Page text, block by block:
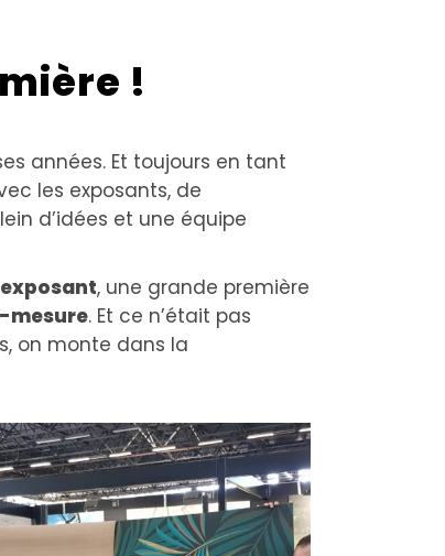
!
années. Et toujours en tant
les exposants, de
d’idées et une équipe
, une grande première
mesure. Et ce n’était pas
on monte dans la